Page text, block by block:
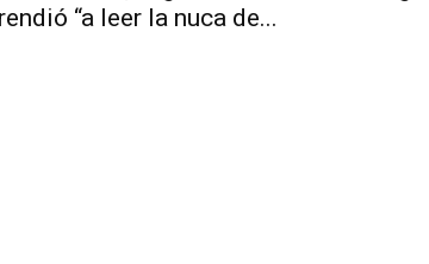
“a leer la nuca de...